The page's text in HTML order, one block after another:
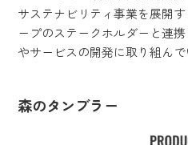
サステナビリティ事業を展開
ープのステークホルダーと連
やサービスの開発に取り組んで
森のタンブラー